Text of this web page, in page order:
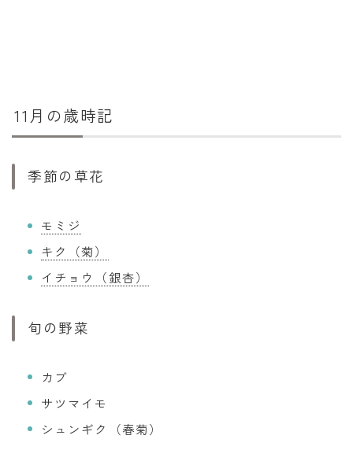
11月の歳時記
季節の草花
モミジ
キク（菊）
イチョウ（銀杏）
旬の野菜
カブ
サツマイモ
シュンギク（春菊）